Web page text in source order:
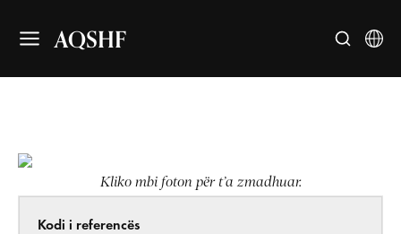
AQSHF
Kliko mbi foton për t’a zmadhuar.
Kodi i referencës